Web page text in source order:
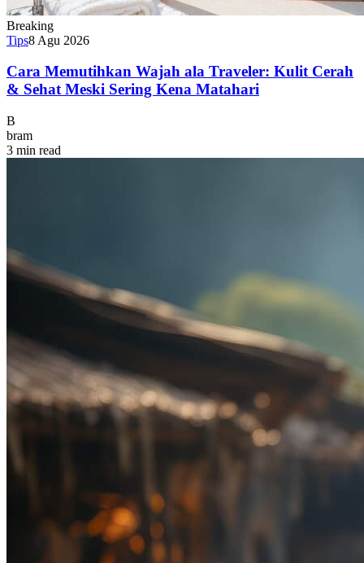
Breaking
Tips8 Agu 2026
Cara Memutihkan Wajah ala Traveler: Kulit Cerah
& Sehat Meski Sering Kena Matahari
B
bram
3 min read